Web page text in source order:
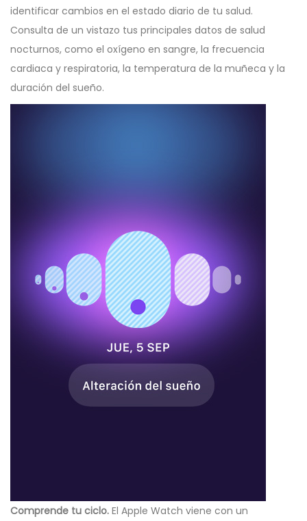
identificar cambios en el estado diario de tu salud.
Consulta de un vistazo tus principales datos de salud
nocturnos, como el oxígeno en sangre, la frecuencia
cardiaca y respiratoria, la temperatura de la muñeca y la
duración del sueño.
Comprende tu ciclo. El Apple Watch viene con un